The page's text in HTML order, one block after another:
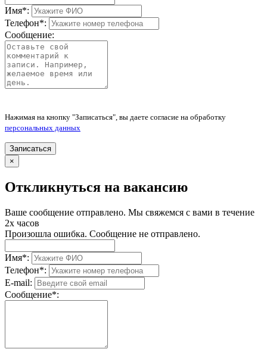
Имя*:
Телефон*:
Сообщение:
Нажимая на кнопку "Записаться", вы даете согласие на обработку
персональных данных
Записаться
×
Откликнуться на вакансию
Ваше сообщение отправлено. Мы свяжемся с вами в течение
2х часов
Произошла ошибка. Сообщение не отправлено.
Имя*:
Телефон*:
E-mail:
Сообщение*: